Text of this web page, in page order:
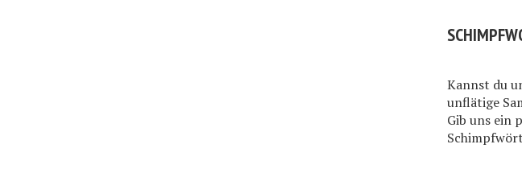
Kannst du
unflätige
Gib uns ein